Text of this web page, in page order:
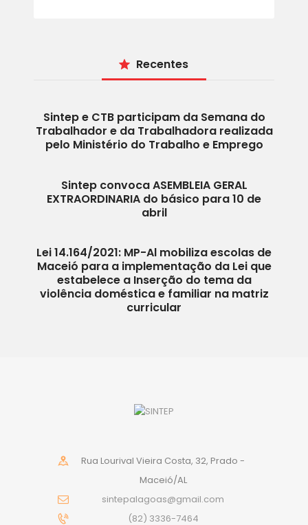
Recentes
Sintep e CTB participam da Semana do
Trabalhador e da Trabalhadora realizada
pelo Ministério do Trabalho e Emprego
Sintep convoca ASEMBLEIA GERAL
EXTRAORDINARIA do básico para 10 de
abril
Lei 14.164/2021: MP-Al mobiliza escolas de
Maceió para a implementação da Lei que
estabelece a Inserção do tema da
violência doméstica e familiar na matriz
curricular
Rua Lourival Vieira Costa, 32, Prado -
Maceió/AL
sintepalagoas@gmail.com
(82) 3336-7464